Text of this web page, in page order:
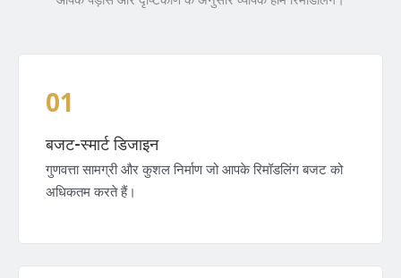
01
बजट-स्मार्ट डिजाइन
गुणवत्ता सामग्री और कुशल निर्माण जो आपके रिमॉडलिंग बजट को
अधिकतम करते हैं।